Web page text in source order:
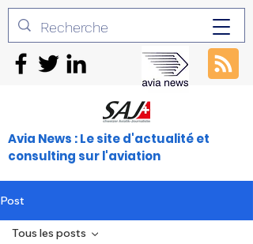
Avia News : Le site d'actualité et
consulting sur l'aviation
Post
Tous les posts